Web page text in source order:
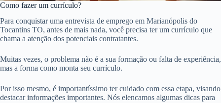
Como fazer um currículo?
Para conquistar uma entrevista de emprego em Marianópolis do
Tocantins TO, antes de mais nada, você precisa ter um currículo que
chama a atenção dos potenciais contratantes.
Muitas vezes, o problema não é a sua formação ou falta de experiência,
mas a forma como monta seu currículo.
Por isso mesmo, é importantíssimo ter cuidado com essa etapa, visando
destacar informações importantes. Nós elencamos algumas dicas para